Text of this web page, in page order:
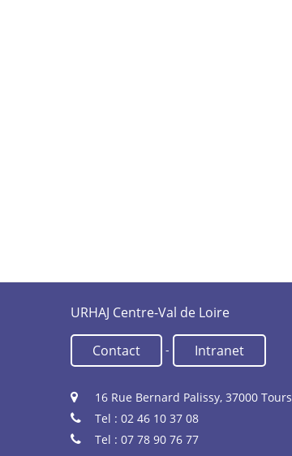
URHAJ Centre-Val de Loire
Contact - Intranet
16 Rue Bernard Palissy, 37000 Tours
Tel : 02 46 10 37 08
Tel : 07 78 90 76 77